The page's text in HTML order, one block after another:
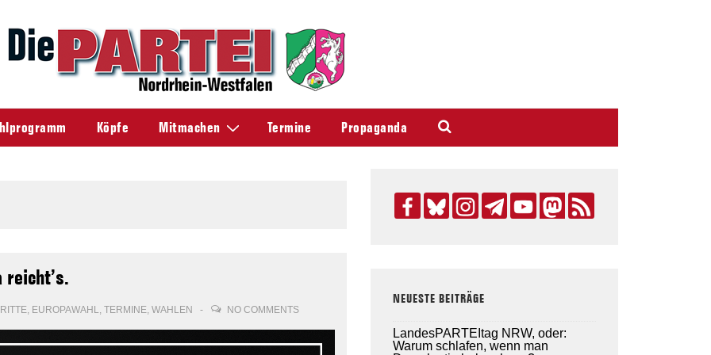
Köpfe Mitmachen Termine Propaganda
, EUROPAWAHL, TERMINE, WAHLEN NO COMMENTS
NEUESTE BEITRÄGE
LandesPARTEItag NRW, oder:
Warum schlafen, wenn man